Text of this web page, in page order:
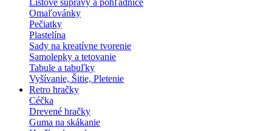
Listové súpravy a pohľadnice
Omaľovánky
Pečiatky
Plastelína
Sady na kreatívne tvorenie
Samolepky a tetovanie
Tabule a tabuľky
Vyšívanie, Šitie, Pletenie
Retro hračky
Céčka
Drevené hračky
Guma na skákanie